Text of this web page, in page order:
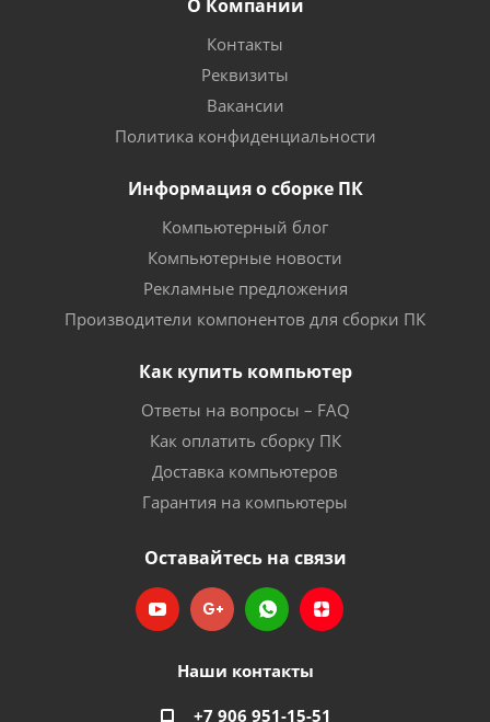
О Компании
Контакты
Реквизиты
Вакансии
Политика конфиденциальности
Информация о сборке ПК
Компьютерный блог
Компьютерные новости
Рекламные предложения
Производители компонентов для сборки ПК
Как купить компьютер
Ответы на вопросы – FAQ
Как оплатить сборку ПК
Доставка компьютеров
Гарантия на компьютеры
Оставайтесь на связи
Наши контакты
+7 906 951-15-51